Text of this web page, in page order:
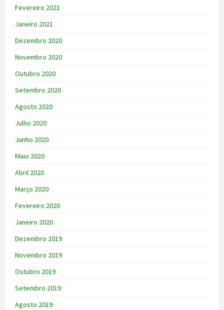
Fevereiro 2021
Janeiro 2021
Dezembro 2020
Novembro 2020
Outubro 2020
Setembro 2020
Agosto 2020
Julho 2020
Junho 2020
Maio 2020
Abril 2020
Março 2020
Fevereiro 2020
Janeiro 2020
Dezembro 2019
Novembro 2019
Outubro 2019
Setembro 2019
Agosto 2019